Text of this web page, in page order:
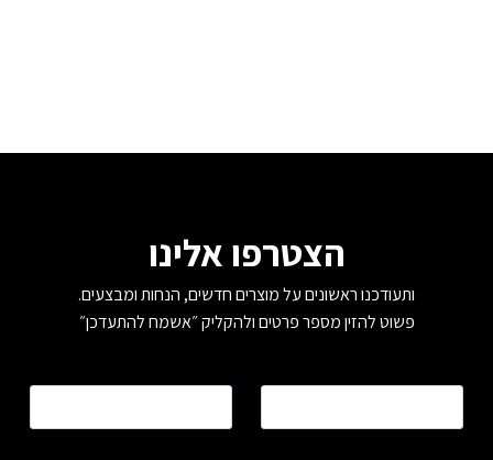
הצטרפו אלינו
ותעודכנו ראשונים על מוצרים חדשים, הנחות ומבצעים.
פשוט להזין מספר פרטים ולהקליק ״אשמח להתעדכן״